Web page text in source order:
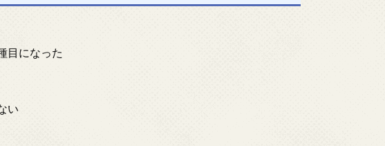
目になった
い